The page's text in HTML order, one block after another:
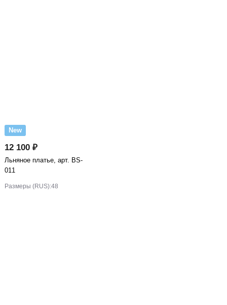
New
12 100 ₽
Льняное платье, арт. BS-
011
Размеры (RUS):48